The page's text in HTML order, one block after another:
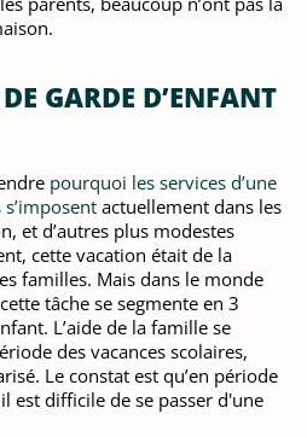
GARDE D’ENFANT
pourquoi les services d’une
s’imposent actuellement dans les
et d’autres plus modestes
cette vacation était de la
familles. Mais dans le monde
tâche se segmente en 3
L’aide de la famille se
des vacances scolaires,
Le constat est qu’en période
est difficile de se passer d'une